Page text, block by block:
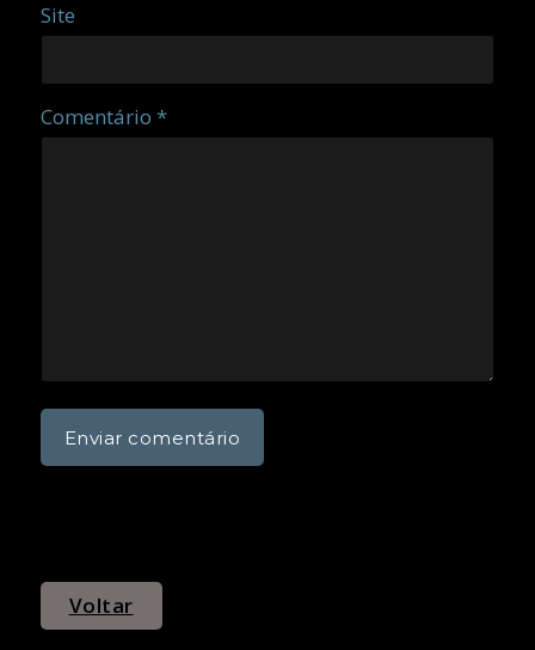
Site
Comentário *
Voltar